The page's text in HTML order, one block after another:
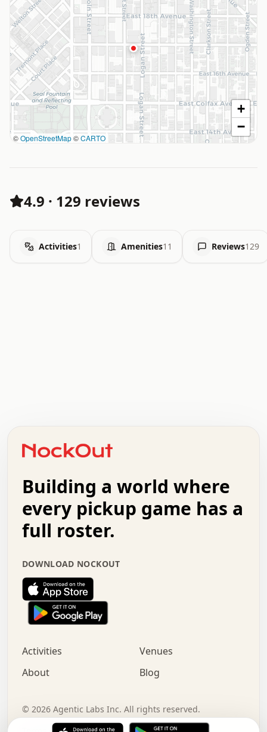
©OpenStreetMap©CARTO
+
−
4.9 · 129 reviews
Activities1 Amenities11 Reviews129
+   .   .   .   .   .   .   .   .   .   +   .   .
.   .   .   .   .   .   .   .   .   .   .   :   .
.   .   .   .   +   .   .   .   .   .   .   .   +
.   :   .   .   .   .   .   .   .   .   o   .   .
.   .   x   .   .   .   .   .   .   :   .   .   o
.   .   .   .   :   .   .   .   .   o   .   .   .
.   .   .   .   .   .   .   :   .   .   .   .   .
.   .   .   .   .   .   .   +   .   .   x   .   .
.   .   .   .   .   :   +   .   .   .   .   .   o
.   .   .   .   .   .   .   .   .   .   .   .   .
.   .   :   o   .   .   .   .   .   .   .   +   .
.   o   .   .   .   .   x   .   .   .   .   .   .
+   .   o   .   .   .   .   o   .   .   .   .
.   +   .   .   .   .   .   .   .   .   :   .   x
.   .   .   .   .   .   .   .   .   .   .   .   .   .
Building a world where
every pickup game has a
full roster.
DOWNLOAD NOCKOUT
Activities
Venues
About
Blog
© 2026 Agentic Labs Inc. All rights reserved.